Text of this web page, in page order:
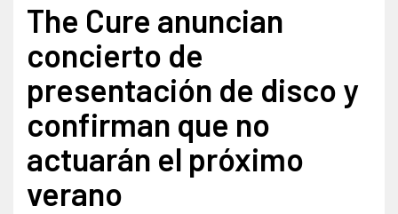
The Cure anuncian
concierto de
presentación de disco y
confirman que no
actuarán el próximo
verano